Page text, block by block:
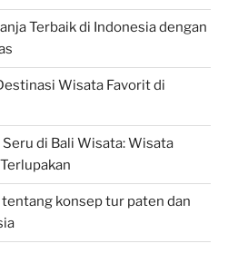
Terbaik di Indonesia dengan
Wisata Favorit di
di Bali Wisata: Wisata
konsep tur paten dan